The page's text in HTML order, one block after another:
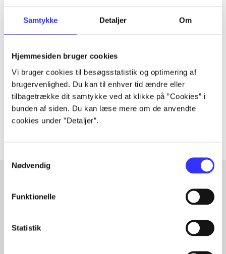
Samtykke Detaljer Om
Hjemmesiden bruger cookies
Vi bruger cookies til besøgsstatistik og optimering af
brugervenlighed. Du kan til enhver tid ændre eller
tilbagetrække dit samtykke ved at klikke på ”Cookies” i
bunden af siden. Du kan læse mere om de anvendte
cookies under ”Detaljer”.
Nødvendig
Funktionelle
Statistik
Artiklen er en del af
lorem ipsum dolor sit amet ...
Tidsskrift
Artiklerne ihandler ofte om
Artikler med samme emner